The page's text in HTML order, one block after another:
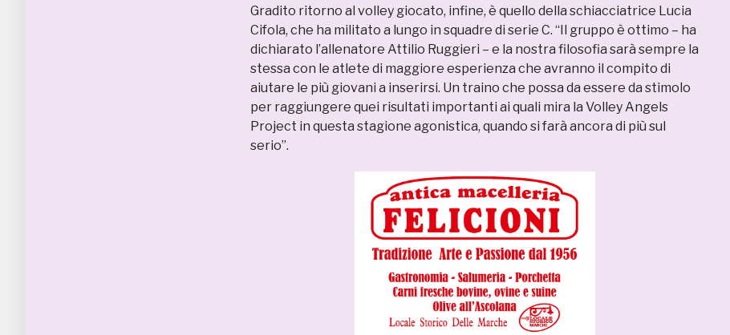
Gradito ritorno al volley giocato, infine, è quello della schiacciatrice Lucia
Cifola, che ha militato a lungo in squadre di serie C. “Il gruppo è ottimo – ha
dichiarato l’allenatore Attilio Ruggieri – e la nostra filosofia sarà sempre la
stessa con le atlete di maggiore esperienza che avranno il compito di
aiutare le più giovani a inserirsi. Un traino che possa da essere da stimolo
per raggiungere quei risultati importanti ai quali mira la Volley Angels
Project in questa stagione agonistica, quando si farà ancora di più sul
serio”.